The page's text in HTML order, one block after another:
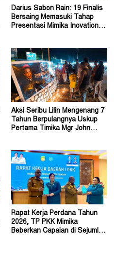
Darius Sabon Rain: 19 Finalis
Bersaing Memasuki Tahap
Presentasi Mimika Inovation
Aksi Seribu Lilin Mengenang 7
Tahun Berpulangnya Uskup
Pertama Timika Mgr John
Rapat Kerja Perdana Tahun
2026, TP PKK Mimika
Beberkan Capaian di Sejumlah